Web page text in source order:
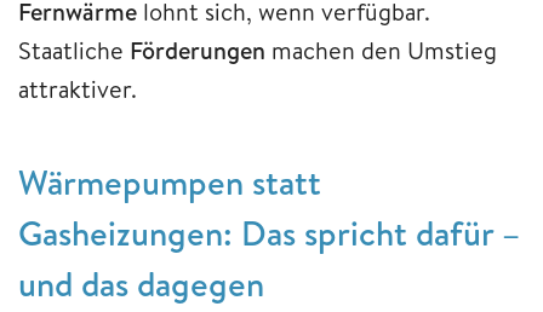
Fernwärme lohnt sich, wenn verfügbar.
Staatliche Förderungen machen den Umstieg
attraktiver.
Wärmepumpen statt
Gasheizungen: Das spricht dafür –
und das dagegen